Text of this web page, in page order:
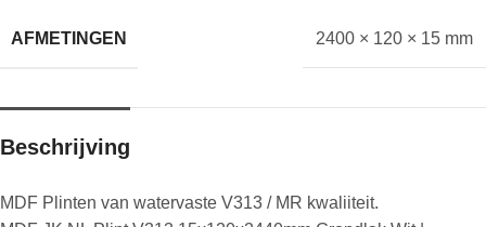
AFMETINGEN 2400 × 120 × 15 mm
Beschrijving
MDF Plinten van watervaste V313 / MR kwaliiteit.